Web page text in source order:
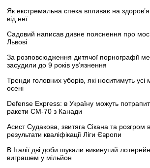
Як екстремальна спека впливає на
від неї
Садовий написав дивне пояснення про
Львові
За розповсюдження дитячої порнографії
засудили до 9 років ув’язнення
Тренди головних уборів, які носитимуть усі
осені
Defense Express: в Україну можуть
ракети CM-70 з Канади
Асист Судакова, звитяга Сікана та розгром
результати кваліфікації Ліги Європи
В Італії дві доби шукали викинутий
виграшем у мільйон